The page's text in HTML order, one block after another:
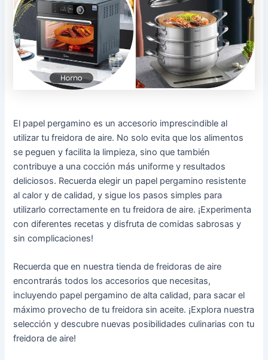
El papel pergamino es un accesorio imprescindible al
utilizar tu freidora de aire. No solo evita que los alimentos
se peguen y facilita la limpieza, sino que también
contribuye a una cocción más uniforme y resultados
deliciosos. Recuerda elegir un papel pergamino resistente
al calor y de calidad, y sigue los pasos simples para
utilizarlo correctamente en tu freidora de aire. ¡Experimenta
con diferentes recetas y disfruta de comidas sabrosas y
sin complicaciones!
Recuerda que en nuestra tienda de freidoras de aire
encontrarás todos los accesorios que necesitas,
incluyendo papel pergamino de alta calidad, para sacar el
máximo provecho de tu freidora sin aceite. ¡Explora nuestra
selección y descubre nuevas posibilidades culinarias con tu
freidora de aire!